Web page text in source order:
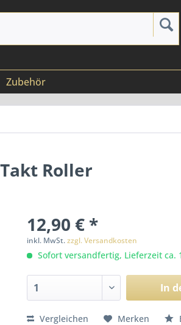
Zubehör
Roller
12,90 € *
inkl. MwSt.zzgl. Versandkosten
Sofort versandfertig, Lieferzeit ca.
In
Vergleichen Merken